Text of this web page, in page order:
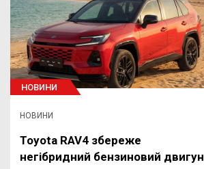
НОВИНИ
НОВИНИ
Toyota RAV4 збереже
негібридний бензиновий двигун